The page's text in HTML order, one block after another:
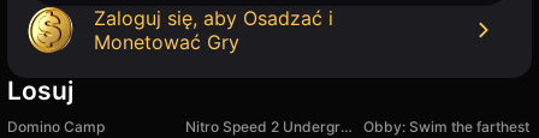
Zaloguj się, aby Osadzać i
Monetować Gry
Losuj
Domino Camp Nitro Speed 2 Underground
Obby: Swim the farthest